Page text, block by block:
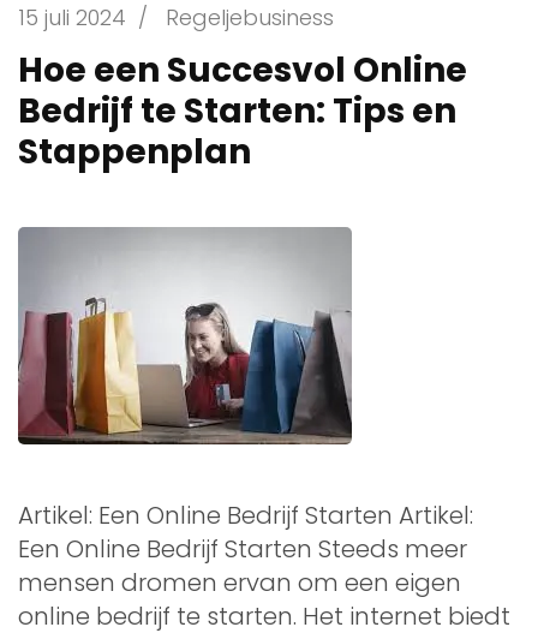
15 juli 2024 / Regeljebusiness
Hoe een Succesvol Online
Bedrijf te Starten: Tips en
Stappenplan
Artikel: Een Online Bedrijf Starten Artikel:
Een Online Bedrijf Starten Steeds meer
mensen dromen ervan om een eigen
online bedrijf te starten. Het internet biedt